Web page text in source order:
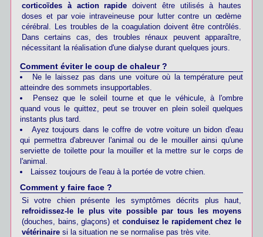
corticoïdes à action rapide doivent être utilisés à hautes
doses et par voie intraveineuse pour lutter contre un œdème
cérébral. Les troubles de la coagulation doivent être contrôlés.
Dans certains cas, des troubles rénaux peuvent apparaître,
nécessitant la réalisation d'une dialyse durant quelques jours.
Comment éviter le coup de chaleur ?
Ne le laissez pas dans une voiture où la température peut
atteindre des sommets insupportables.
Pensez que le soleil tourne et que le véhicule, à l'ombre
quand vous le quittez, peut se trouver en plein soleil quelques
instants plus tard.
Ayez toujours dans le coffre de votre voiture un bidon d'eau
qui permettra d'abreuver l'animal ou de le mouiller ainsi qu'une
serviette de toilette pour la mouiller et la mettre sur le corps de
l'animal.
Laissez toujours de l'eau à la portée de votre chien.
Comment y faire face ?
Si votre chien présente les symptômes décrits plus haut,
refroidissez-le le plus vite possible par tous les moyens
(douches, bains, glaçons) et conduisez le rapidement chez le
vétérinaire si la situation ne se normalise pas très vite.